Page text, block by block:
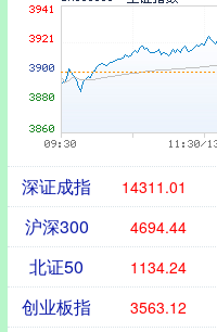
深证成指 14311.01
沪深300 4694.44
北证50 1134.24
创业板指 3563.12